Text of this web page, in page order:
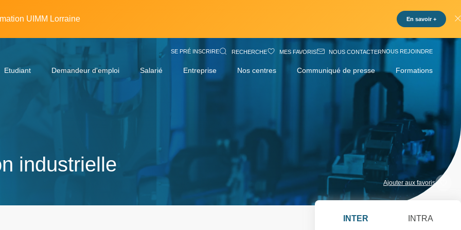
UIMM Lorraine En savoir +
SE PRÉ INSCRIRE RECHERCHE MES FAVORIS NOUS CONTACTERNOUS REJOINDRE
Etudiant Demandeur d'emploi Salarié Entreprise Nos centres Communiqué de presse Formations
industrielle
Ajouter aux favoris
INTER INTRA